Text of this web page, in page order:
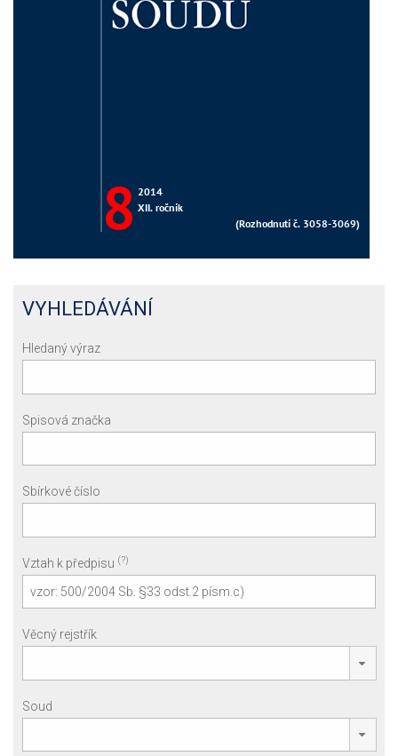
VYHLEDÁVÁNÍ
Hledaný výraz
Spisová značka
Sbírkové číslo
Vztah k předpisu (?)
Věcný rejstřík
Soud